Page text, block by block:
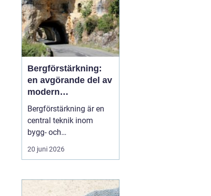
på plåtarbet...
Bergförstärkning:
en avgörande del av
modern
infrastruktur
Bergförstärkning är en
central teknik inom
bygg- och
ingenjörsarbete, särskilt i
områden där berg och
en avgörande roll. Denna
metod säkerställer både
20 juni 2026